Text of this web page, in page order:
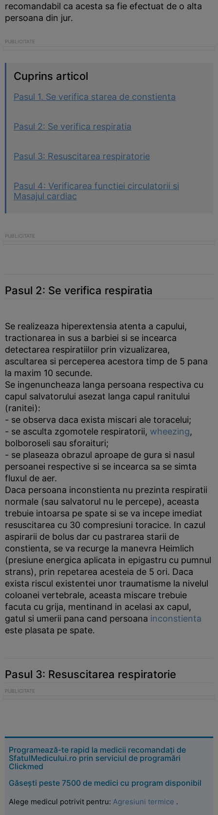
recomandabil ca acesta sa fie efectuat de o alta
persoana din jur.
Cuprins articol
Pasul 1. Se verifica starea de constienta
Pasul 2: Se verifica respiratia
Pasul 3: Resuscitarea respiratorie
Pasul 4: Verificarea functiei circulatorii si
Masajul cardiac
Pasul 2: Se verifica respiratia
Se realizeaza hiperextensia atenta a capului,
tractionarea in sus a barbiei si se incearca
detectarea respiratiilor prin vizualizarea,
ascultarea si perceperea acestora timp de 5 pana
la maxim 10 secunde.
Se ingenuncheaza langa persoana respectiva cu
capul salvatorului asezat langa capul ranitului
(ranitei):
- se observa daca exista miscari ale toracelui;
- se asculta zgomotele respiratorii, wheezing,
bolboroseli sau sforaituri;
- se plaseaza obrazul aproape de gura si nasul
persoanei respective si se incearca sa se simta
fluxul de aer.
Daca persoana inconstienta nu prezinta respiratii
normale (sau salvatorul nu le percepe), aceasta
trebuie intoarsa pe spate si se va incepe imediat
resuscitarea cu 30 compresiuni toracice. In cazul
aspirarii de bolus dar cu pastrarea starii de
constienta, se va recurge la manevra Heimlich
(presiune energica aplicata in epigastru cu pumnul
strans), prin repetarea acesteia de 5 ori. Daca
exista riscul existentei unor traumatisme la nivelul
coloanei vertebrale, aceasta miscare trebuie
facuta cu grija, mentinand in acelasi ax capul,
gatul si umerii pana cand persoana inconstienta
este plasata pe spate.
Pasul 3: Resuscitarea respiratorie
Programează-te rapid la medicii recomandați de
SfatulMedicului.ro prin serviciul de programări
Clickmed
Găsești peste 7500 de medici cu program disponibil
Alege medicul potrivit pentru: Agresiuni termice .